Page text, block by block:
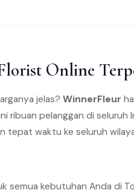
Online
jelas? WinnerFleur
ribuan pelanggan di seluruh
tepat waktu ke seluruh
semua kebutuhan Anda di